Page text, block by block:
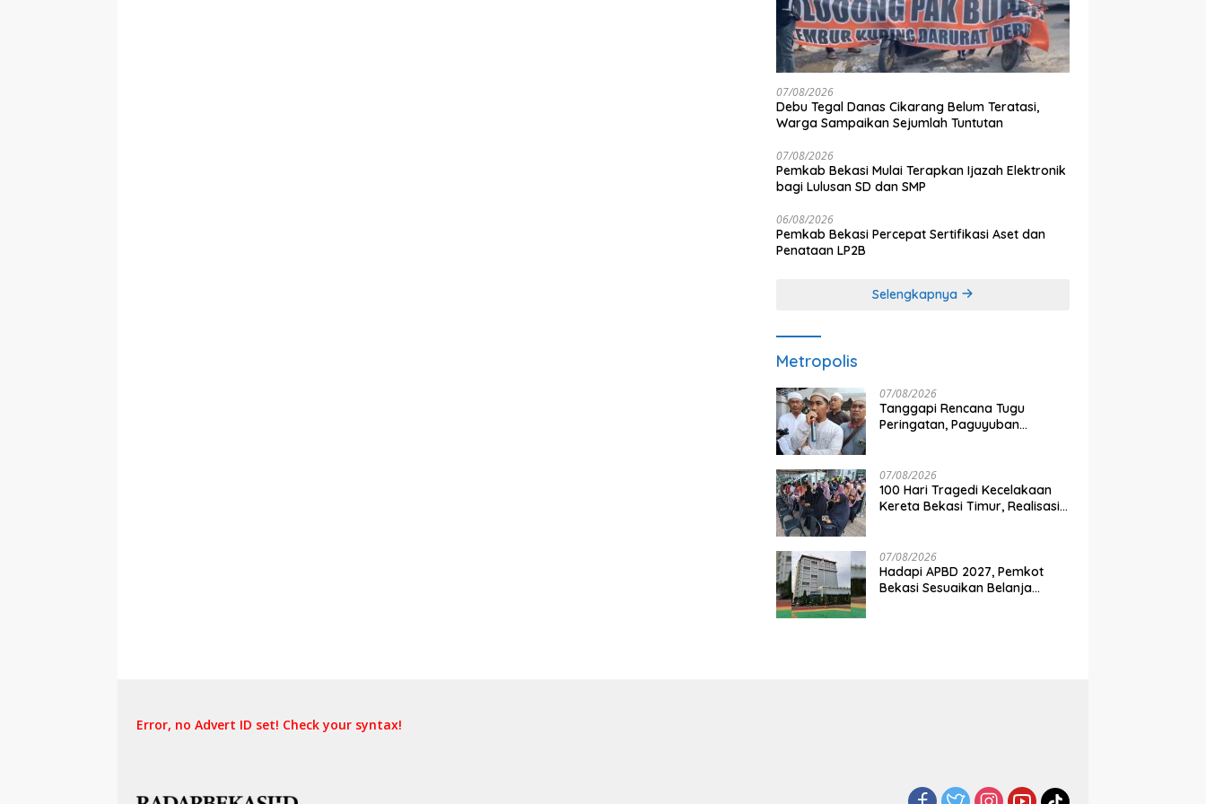
07/08/2026
Debu Tegal Danas Cikarang Belum Teratasi,
Warga Sampaikan Sejumlah Tuntutan
07/08/2026
Pemkab Bekasi Mulai Terapkan Ijazah Elektronik
bagi Lulusan SD dan SMP
06/08/2026
Pemkab Bekasi Percepat Sertifikasi Aset dan
Penataan LP2B
Selengkapnya
Metropolis
07/08/2026
Tanggapi Rencana Tugu
Peringatan, Paguyuban
Perbaikan Sistem Keselamatan
Lebih Dulu
07/08/2026
100 Hari Tragedi Kecelakaan
Kereta Bekasi Timur, Realisasi
07/08/2026
Hadapi APBD 2027, Pemkot
Bekasi Sesuaikan Belanja
Error, no Advert ID set! Check your syntax!